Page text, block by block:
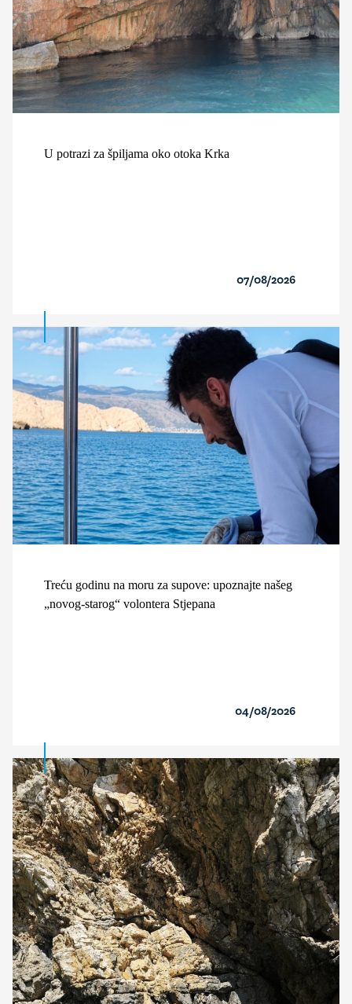
U potrazi za špiljama oko otoka Krka
07/08/2026
Treću godinu na moru za supove: upoznajte našeg
„novog-starog“ volontera Stjepana
04/08/2026